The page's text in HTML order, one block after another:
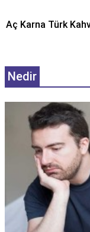
Aç Karna Türk
Nedir